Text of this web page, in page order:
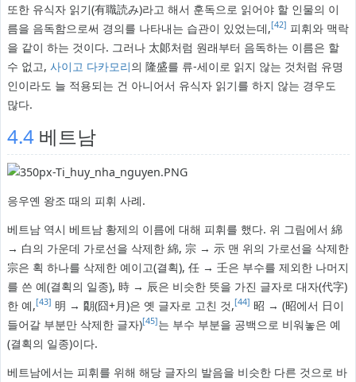
또한 유식자 읽기(有職読み)라고 해서 훈독으로 읽어야 할 인물의 이
름을 음독함으로써 경의를 나타내는 습관이 있었는데,[42] 피휘와 맥락
을 같이 하는 것이다. 그러나 太郞처럼 원래부터 음독하는 이름은 할
수 없고, 사이고 다카모리의 隆盛를 류-세이로 읽지 않는 것처럼 유명
인이라도 늘 적용되는 건 아니어서 유식자 읽기를 하지 않는 경우도
많다.
4.4베트남
응우옌 왕조 때의 피휘 사례.
베트남 역시 베트남 황제의 이름에 대해 피휘를 했다. 위 그림에서 綿
→ 白의 가운데 가로선을 삭제한 綿, 宗 → 示 맨 위의 가로선을 삭제한
宗은 획 하나를 삭제한 예이고(결획), 任 → 壬은 부수를 제외한 나머지
를 쓴 예(결획의 일종), 時 → 辰은 비슷한 뜻을 가진 글자로 대자(代字)
한 예,[43] 明 → 朙(囧+月)은 옛 글자로 고친 것,[44] 昭 → (昭에서 日이
들어갈 부분만 삭제한 글자)[45]는 부수 부분을 공백으로 비워놓은 예
(결획의 일종)이다.
베트남에서는 피휘를 위해 해당 글자의 발음을 비슷한 다른 것으로 바